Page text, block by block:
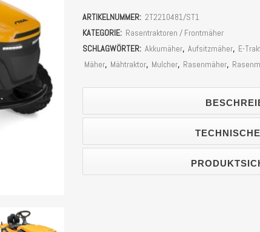
Estate
384e
ARTIKELNUMMER: 2T2210481/ST1
KATEGORIE: Rasentraktoren / Frontmäher
SCHLAGWÖRTER: Akkumäher, Aufsitzmäher, E-
Mäher, Mähtraktor, Mulcher, Rasenmäher,